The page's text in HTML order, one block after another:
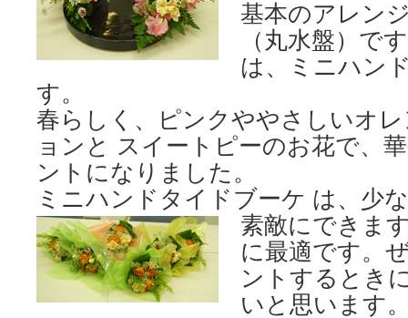
基本のアレン
（丸水盤）で
は、ミニハン
す。
春らしく、ピンクややさしいオ
ョンと スイートピーのお花で、
ントになりました。
ミニハンドタイドブーケ は、少
素敵にでき ま
に最適です。
ントするとき
いと思います